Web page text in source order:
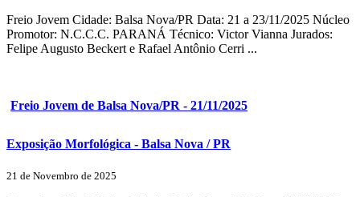
Freio Jovem Cidade: Balsa Nova/PR Data: 21 a 23/11/2025 Núcleo
Promotor: N.C.C.C. PARANÁ Técnico: Victor Vianna Jurados:
Felipe Augusto Beckert e Rafael Antônio Cerri ...
Freio Jovem de Balsa Nova/PR - 21/11/2025
Exposição Morfológica - Balsa Nova / PR
21 de Novembro de 2025